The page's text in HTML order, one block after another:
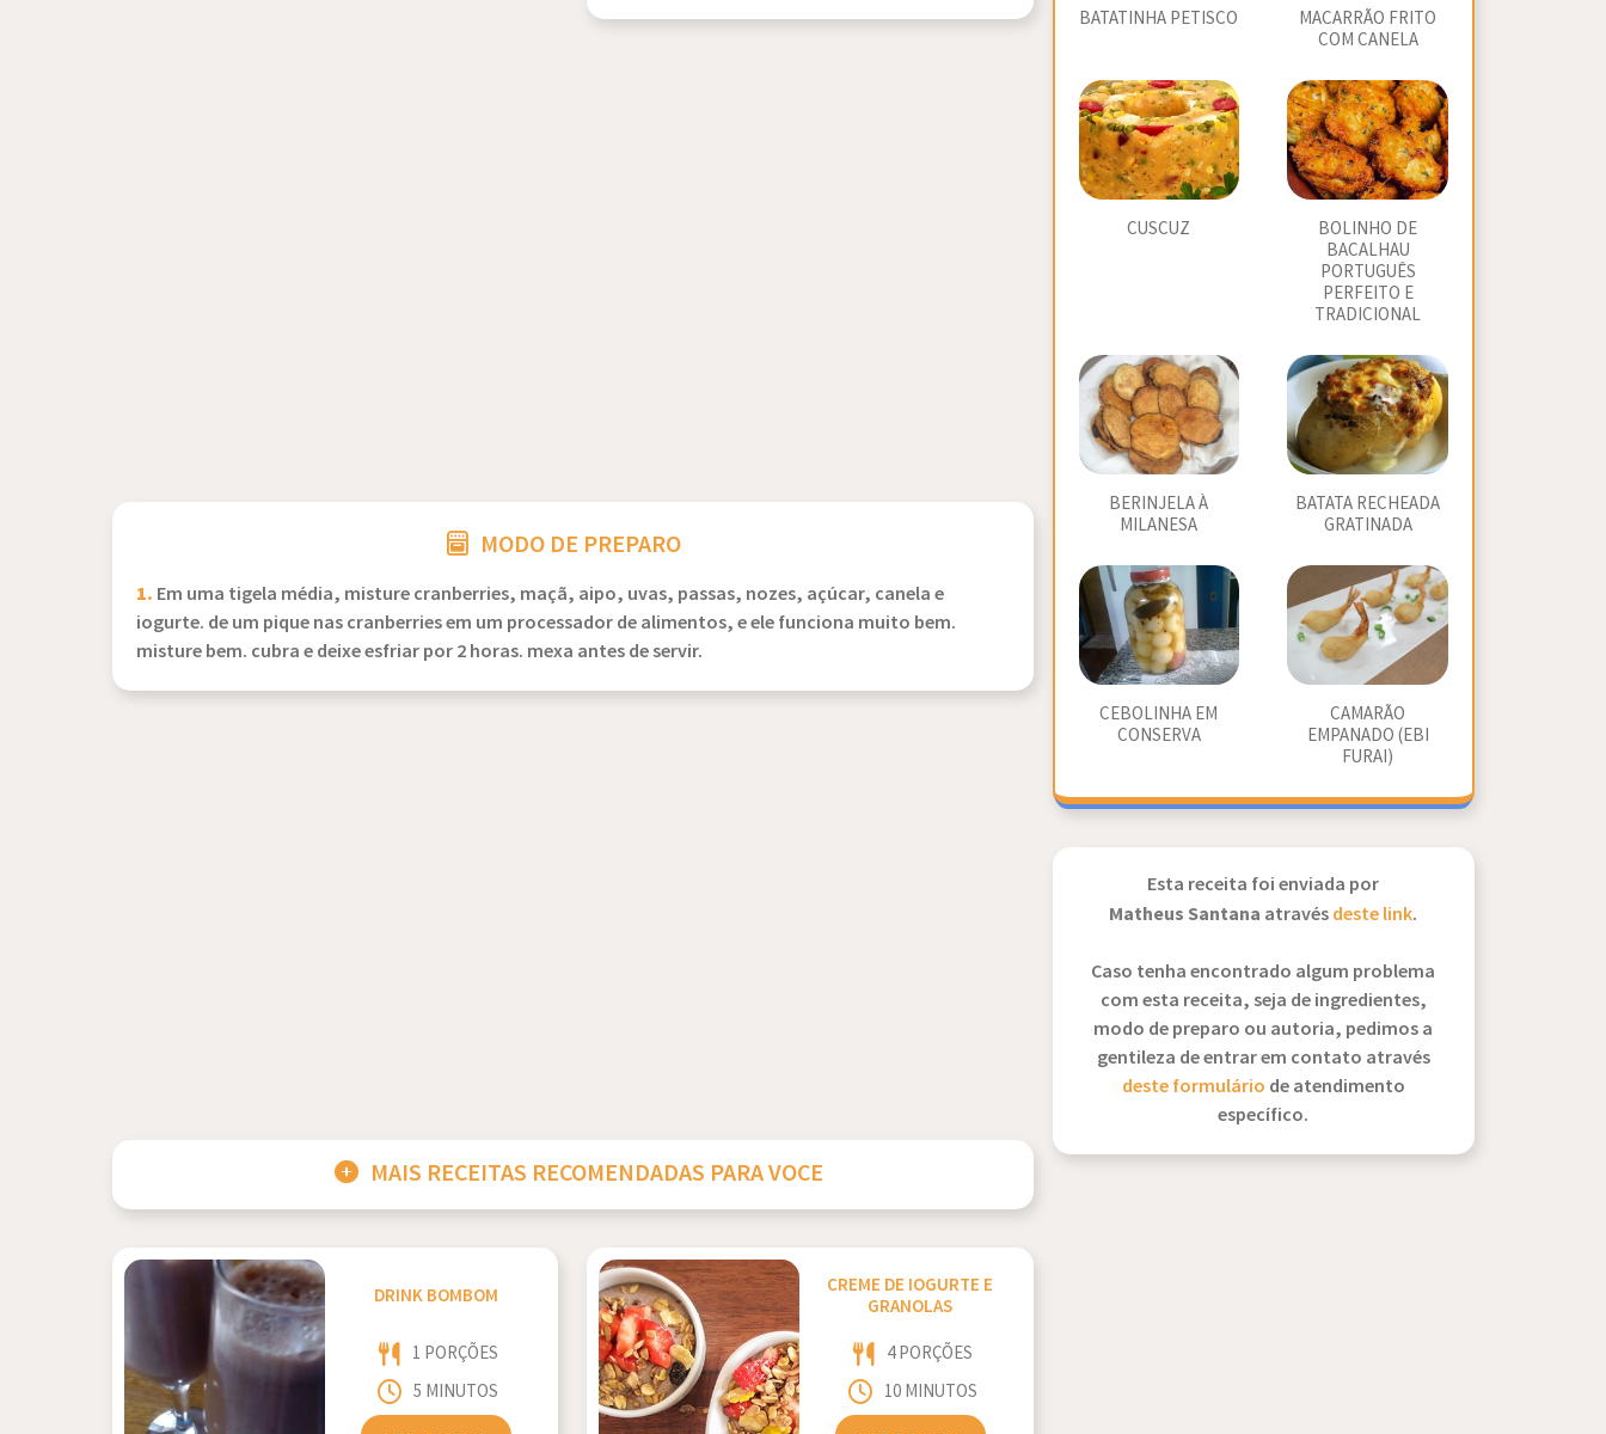
MODO DE PREPARO
1. Em uma tigela média, misture cranberries, maçã, aipo, uvas, passas, nozes, açúcar, canela e
iogurte. de um pique nas cranberries em um processador de alimentos, e ele funciona muito bem.
misture bem. cubra e deixe esfriar por 2 horas. mexa antes de servir.
MAIS RECEITAS RECOMENDADAS PARA VOCE
DRINK BOMBOM
1 PORÇÕES
5 MINUTOS
CREME DE IOGURTE E
GRANOLAS
4 PORÇÕES
10 MINUTOS
BATATINHA PETISCO
MACARRÃO FRITO
COM CANELA
CUSCUZ
BOLINHO DE
BACALHAU
PORTUGUÊS
PERFEITO E
TRADICIONAL
BERINJELA À
MILANESA
BATATA RECHEADA
GRATINADA
CEBOLINHA EM
CONSERVA
CAMARÃO
EMPANADO (EBI
FURAI)
Esta receita foi enviada por
Matheus Santana atravésdeste link.
Caso tenha encontrado algum problema
com esta receita, seja de ingredientes,
modo de preparo ou autoria, pedimos a
gentileza de entrar em contato através
deste formulário de atendimento
específico.